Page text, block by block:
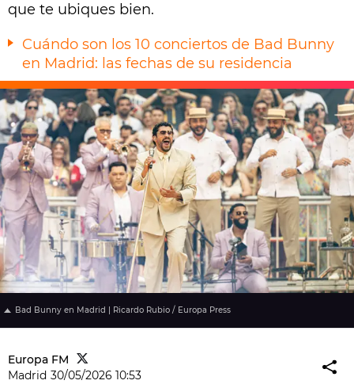
que te ubiques bien.
Cuándo son los 10 conciertos de Bad Bunny
en Madrid: las fechas de su residencia
Bad Bunny en Madrid | Ricardo Rubio / Europa Press
Europa FM
Madrid 30/05/2026 10:53